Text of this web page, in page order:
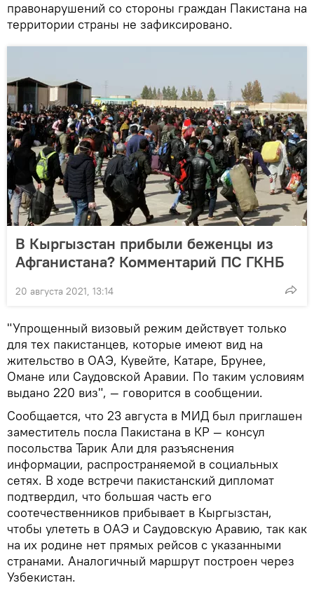
правонарушений со стороны граждан Пакистана на
территории страны не зафиксировано.
В Кыргызстан прибыли беженцы из
Афганистана? Комментарий ПС ГКНБ
20 августа 2021, 13:14
"Упрощенный визовый режим действует только
для тех пакистанцев, которые имеют вид на
жительство в ОАЭ, Кувейте, Катаре, Брунее,
Омане или Саудовской Аравии. По таким условиям
выдано 220 виз", — говорится в сообщении.
Сообщается, что 23 августа в МИД был приглашен
заместитель посла Пакистана в КР — консул
посольства Тарик Али для разъяснения
информации, распространяемой в социальных
сетях. В ходе встречи пакистанский дипломат
подтвердил, что большая часть его
соотечественников прибывает в Кыргызстан,
чтобы улететь в ОАЭ и Саудовскую Аравию, так как
на их родине нет прямых рейсов с указанными
странами. Аналогичный маршрут построен через
Узбекистан.